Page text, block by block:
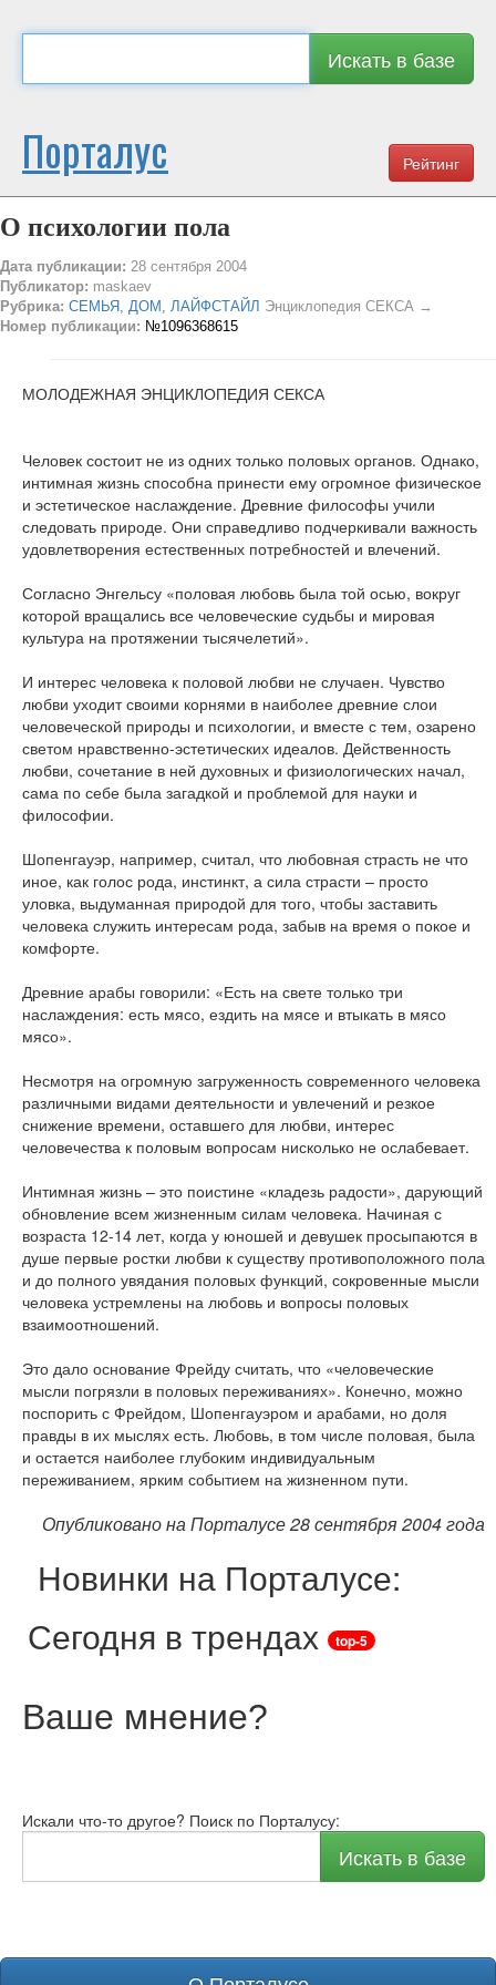
Искать в базе
Рейтинг
Порталус
О психологии пола
Дата публикации: 28 сентября 2004
Публикатор: maskaev
Рубрика: СЕМЬЯ, ДОМ, ЛАЙФСТАЙЛ Энциклопедия СЕКСА →
Номер публикации: №1096368615
МОЛОДЕЖНАЯ ЭНЦИКЛОПЕДИЯ СЕКСА
Человек состоит не из одних только половых органов. Однако,
интимная жизнь способна принести ему огромное физическое
и эстетическое наслаждение. Древние философы учили
следовать природе. Они справедливо подчеркивали важность
удовлетворения естественных потребностей и влечений.
Согласно Энгельсу «половая любовь была той осью, вокруг
которой вращались все человеческие судьбы и мировая
культура на протяжении тысячелетий».
И интерес человека к половой любви не случаен. Чувство
любви уходит своими корнями в наиболее древние слои
человеческой природы и психологии, и вместе с тем, озарено
светом нравственно-эстетических идеалов. Действенность
любви, сочетание в ней духовных и физиологических начал,
сама по себе была загадкой и проблемой для науки и
философии.
Шопенгауэр, например, считал, что любовная страсть не что
иное, как голос рода, инстинкт, а сила страсти – просто
уловка, выдуманная природой для того, чтобы заставить
человека служить интересам рода, забыв на время о покое и
комфорте.
Древние арабы говорили: «Есть на свете только три
наслаждения: есть мясо, ездить на мясе и втыкать в мясо
мясо».
Несмотря на огромную загруженность современного человека
различными видами деятельности и увлечений и резкое
снижение времени, оставшего для любви, интерес
человечества к половым вопросам нисколько не ослабевает.
Интимная жизнь – это поистине «кладезь радости», дарующий
обновление всем жизненным силам человека. Начиная с
возраста 12-14 лет, когда у юношей и девушек просыпаются в
душе первые ростки любви к существу противоположного пола
и до полного увядания половых функций, сокровенные мысли
человека устремлены на любовь и вопросы половых
взаимоотношений.
Это дало основание Фрейду считать, что «человеческие
мысли погрязли в половых переживаниях». Конечно, можно
поспорить с Фрейдом, Шопенгауэром и арабами, но доля
правды в их мыслях есть. Любовь, в том числе половая, была
и остается наиболее глубоким индивидуальным
переживанием, ярким событием на жизненном пути.
Опубликовано на Порталусе 28 сентября 2004 года
Новинки на Порталусе:
Сегодня в трендах
top-5
Ваше мнение?
Искали что-то другое? Поиск по Порталусу:
Искать в базе